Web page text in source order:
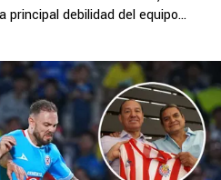
principal debilidad del equipo...